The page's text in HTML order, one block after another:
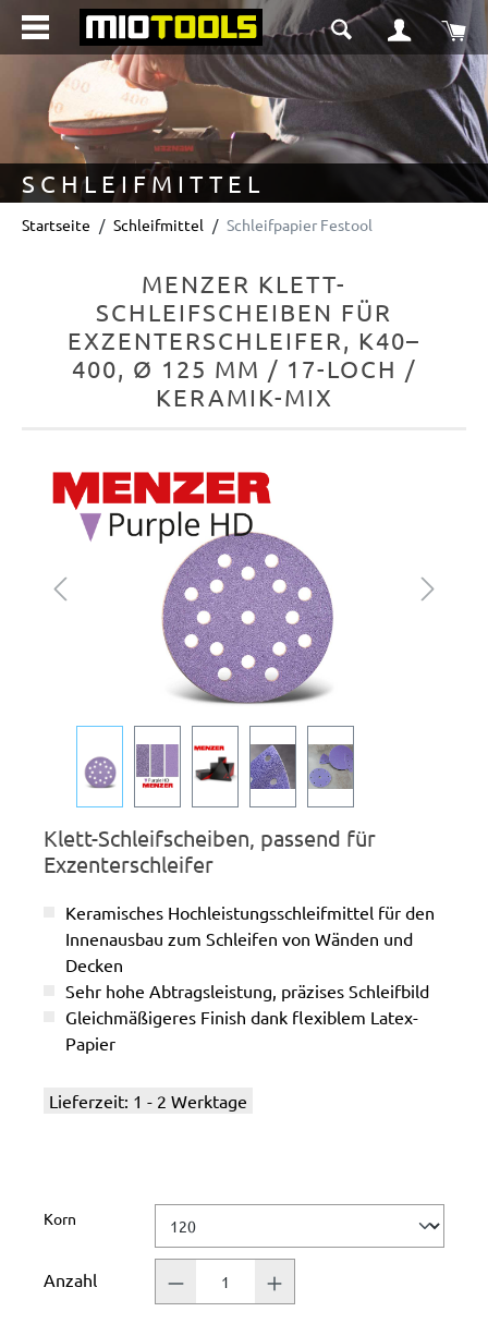
springen
SCHLEIFMITTEL
Startseite Schleifmittel Schleifpapier Festool
MENZER KLETT-
SCHLEIFSCHEIBEN FÜR
EXZENTERSCHLEIFER, K40–
400, Ø 125 MM / 17-LOCH /
KERAMIK-MIX
Bildergalerie überspringen
Klett-Schleifscheiben, passend für
Exzenterschleifer
Keramisches Hochleistungsschleifmittel für den
Innenausbau zum Schleifen von Wänden und
Decken
Sehr hohe Abtragsleistung, präzises Schleifbild
Gleichmäßigeres Finish dank flexiblem Latex-
Papier
Lieferzeit: 1 - 2 Werktage
Korn
Anzahl